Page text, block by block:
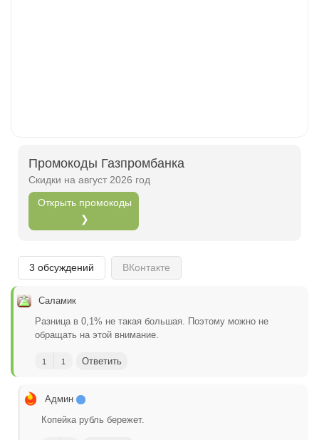
Промокоды Газпромбанка
Скидки на август 2026 год
Открыть промокоды
❯
3 обсуждений ВКонтакте
Саламик
Разница в 0,1% не такая большая. Поэтому можно не
обращать на этой внимание.
1 1 Ответить
Админ
Копейка рубль бережет.